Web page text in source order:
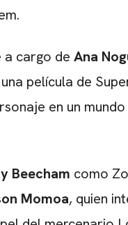
a cargo de Ana
película de
en un
Beecham como
Momoa, quien